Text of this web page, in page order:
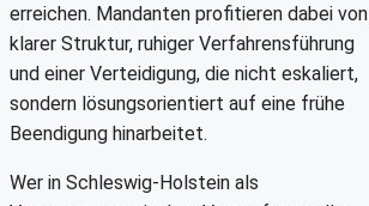
erreichen. Mandanten profitieren dabei von
klarer Struktur, ruhiger Verfahrensführung
und einer Verteidigung, die nicht eskaliert,
sondern lösungsorientiert auf eine frühe
Beendigung hinarbeitet.
Wer in Schleswig-Holstein als